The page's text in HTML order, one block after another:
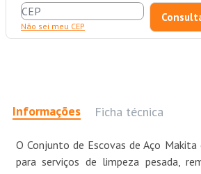
Não sei meu CEP
Informações Ficha técnica
O Conjunto de Escovas de Aço
para serviços de limpeza pesada,